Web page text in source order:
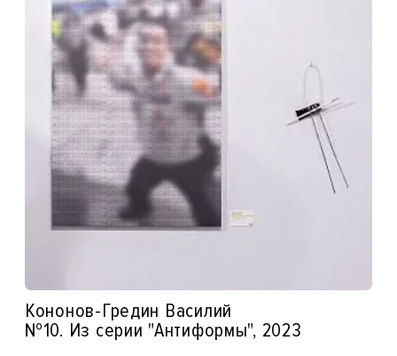
Кононов-Гредин Василий
№10. Из серии "Антиформы", 2023